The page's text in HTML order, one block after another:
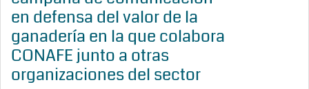
en defensa del valor de la
ganadería en la que colabora
CONAFE junto a otras
organizaciones del sector